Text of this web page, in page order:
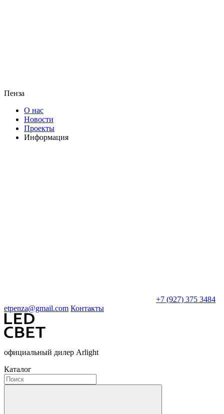
Пенза
О нас
Новости
Проекты
Информация
+7 (927) 375 3484
etpenza@gmail.com Контакты
официальный дилер Arlight
Каталог